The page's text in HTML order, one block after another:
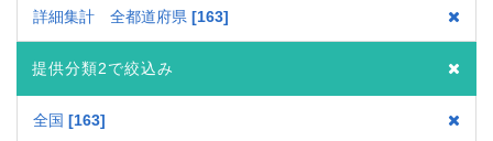
詳細集計 全都道府県 163
提供分類2で絞込み
全国 163